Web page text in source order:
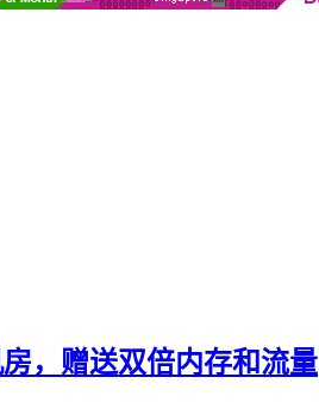
，赠送双倍内存和流量